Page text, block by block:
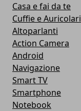
Casa e fai da te
Cuffie e Auricolari
Altoparlanti
Action Camera
Android
Navigazione
Smart TV
Smartphone
Notebook